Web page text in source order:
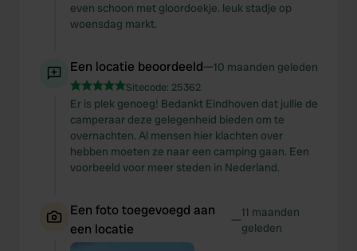
even schoon met gloordoekje. leuk stadje op
woensdag markt.
Een locatie beoordeeld—10 maanden geleden
Sitecode: 25362
Er is plek genoeg! Bedankt Eindhoven dat jullie de
camperaar deze gelegenheid bieden om te
overnachten. Al mensen hier klachten over
hebben moeten ze naar een camping gaan. Een
voorbeeld voor meer steden in Nederland.
Een foto toegevoegd aan
een locatie
—11 maanden
geleden